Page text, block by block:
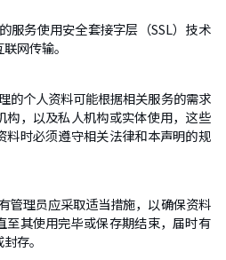
服务使用安全套接字层（SSL）技术
网传输。
的个人资料可能根据相关服务的需求
构，以及私人机构或实体使用，这些
料时必须遵守相关法律和本声明的规
管理员应采取适当措施，以确保资料
至其使用完毕或保存期结束，届时有
存。